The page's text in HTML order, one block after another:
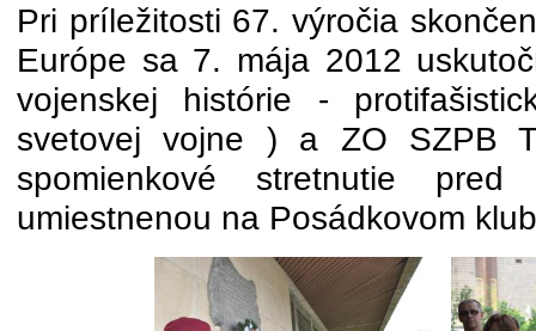
Pri príležitosti 67. výročia
Európe sa 7. mája 2012
vojenskej histórie -
svetovej vojne ) a ZO SZPB
spomienkové stretnutie pred
umiestnenou na Posádkovom